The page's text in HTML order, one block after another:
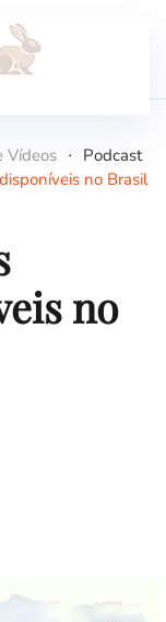
Vídeos
Podcast
no Brasil
no